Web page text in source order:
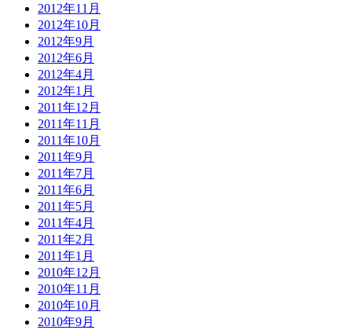
2012年11月
2012年10月
2012年9月
2012年6月
2012年4月
2012年1月
2011年12月
2011年11月
2011年10月
2011年9月
2011年7月
2011年6月
2011年5月
2011年4月
2011年2月
2011年1月
2010年12月
2010年11月
2010年10月
2010年9月